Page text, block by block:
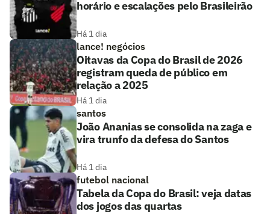
horário e escalações pelo Brasileirão
Há 1 dia
lance! negócios
Oitavas da Copa do Brasil de 2026
registram queda de público em
relação a 2025
Há 1 dia
santos
João Ananias se consolida na zaga e
vira trunfo da defesa do Santos
Há 1 dia
futebol nacional
Tabela da Copa do Brasil: veja datas
dos jogos das quartas